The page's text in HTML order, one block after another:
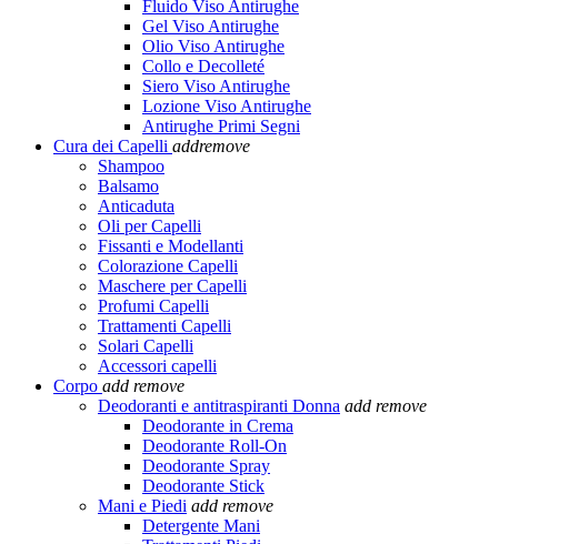
Fluido Viso Antirughe
Gel Viso Antirughe
Olio Viso Antirughe
Collo e Decolleté
Siero Viso Antirughe
Lozione Viso Antirughe
Antirughe Primi Segni
Cura dei Capelli addremove
Shampoo
Balsamo
Anticaduta
Oli per Capelli
Fissanti e Modellanti
Colorazione Capelli
Maschere per Capelli
Profumi Capelli
Trattamenti Capelli
Solari Capelli
Accessori capelli
Corpo add remove
Deodoranti e antitraspiranti Donna add remove
Deodorante in Crema
Deodorante Roll-On
Deodorante Spray
Deodorante Stick
Mani e Piedi add remove
Detergente Mani